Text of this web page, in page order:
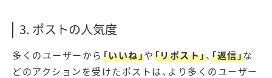
3. ポストの人気度
多くのユーザーから「いいね」や「リポスト」、 「返信」な
どのアクションを受けたポストは、より多くのユーザー